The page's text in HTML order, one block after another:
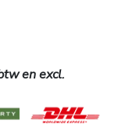
en excl.